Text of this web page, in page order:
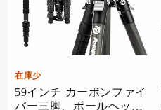
在庫少
59インチ カーボンファイ
バー三脚、ボールヘッド